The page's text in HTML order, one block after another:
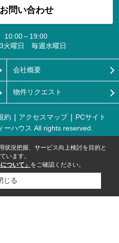
問い合わせ
10:00～19:00
火曜日 毎週水曜日
会社概要
物件リクエスト
約 アクセスマップ
PCサイト
ーハウス All rights reserved.
状況把握、サービス向上検討を目的と
います。
ついて」 をご確認ください。
じる